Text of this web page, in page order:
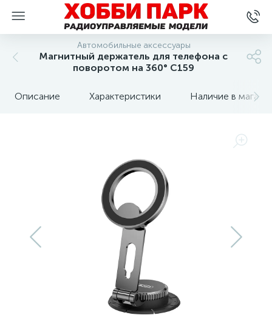
Автомобильные аксессуары
Магнитный держатель для телефона с
поворотом на 360° C159
Описание Характеристики Наличие в